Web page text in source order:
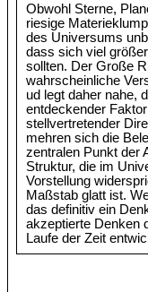
Obwohl Sterne,
riesige
des Universums
dass sich viel
sollten. Der Große
wahrscheinliche
ud legt daher nahe,
entdeckender
stellvertretender
mehren sich die
zentralen Punkt der
Struktur, die im
Vorstellung
Maßstab glatt ist.
das definitiv ein
akzeptierte Denken
Laufe der Zeit